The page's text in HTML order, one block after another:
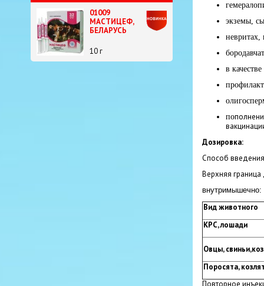
01009
МАСТИЦЕФ,
БЕЛАРУСЬ
10 г
экземы,
невритах,
в
по
Дозировка:
Способ
Верхняя
внутримышечно:
Вид животного
КРС, лошади
Овцы,
Поросята,
Повторное